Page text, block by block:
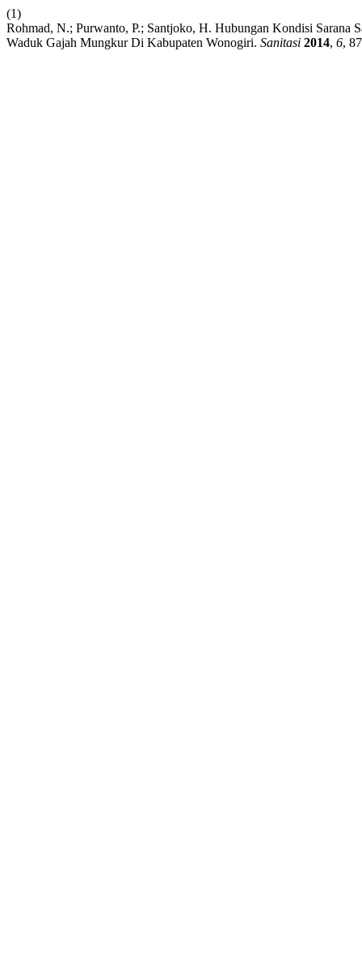
(1)
Rohmad, N.; Purwanto, P.; Santjoko, H. Hubungan Kondisi Sarana
Waduk Gajah Mungkur Di Kabupaten Wonogiri. Sanitasi 2014, 6,